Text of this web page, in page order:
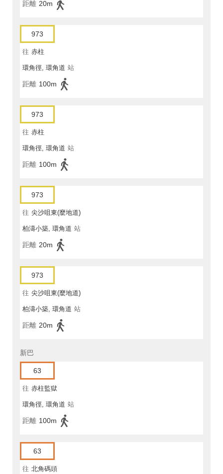
距離 20m
973
往 赤柱
環角徑, 環角道 站
距離 100m
973
往 赤柱
環角徑, 環角道 站
距離 100m
973
往 尖沙咀東(麼地道)
柏濤小築, 環角道 站
距離 20m
973
往 尖沙咀東(麼地道)
柏濤小築, 環角道 站
距離 20m
新巴
63
往 赤柱監獄
環角徑, 環角道 站
距離 100m
63
往 北角碼頭